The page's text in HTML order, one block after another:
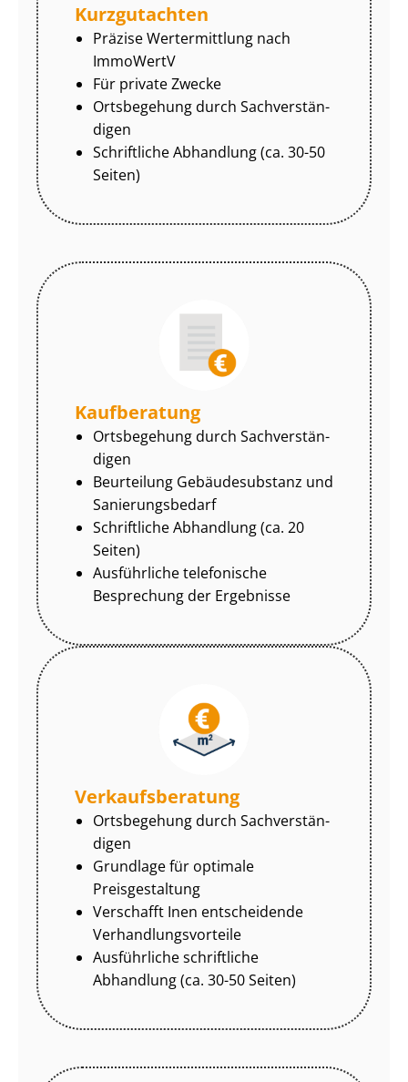
Kurzgutachten
Präzise Wertermittlung nach
ImmoWertV
Für private Zwecke
Ortsbegehung durch Sach­ver­stän­
di­gen
Schriftliche Abhandlung (ca. 30-50
Seiten)
Kaufberatung
Ortsbegehung durch Sach­ver­stän­
di­gen
Beurteilung Gebäudesubstanz und
Sa­nie­rungs­be­darf
Schriftliche Abhandlung (ca. 20
Seiten)
Ausführliche telefonische
Besprechung der Ergebnisse
Ver­kaufs­be­ra­tung
Ortsbegehung durch Sach­ver­stän­
di­gen
Grundlage für optimale
Preisgestaltung
Verschafft Inen entscheidende
Ver­hand­lungs­vor­tei­le
Ausführliche schriftliche
Abhandlung (ca. 30-50 Seiten)